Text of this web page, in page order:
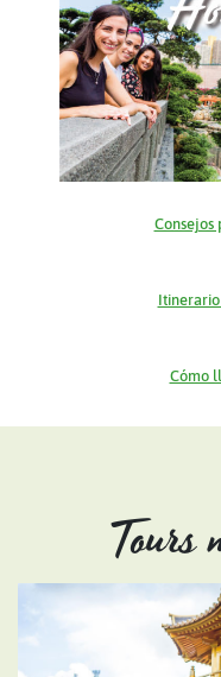
Consejos
Itinerario
Cómo
Tours